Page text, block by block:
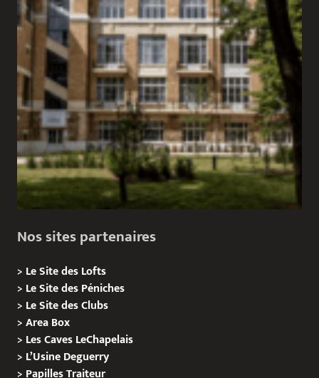
Nos sites partenaires
> Le Site des Lofts
> Le Site des Péniches
> Le Site des Clubs
>Area Box
> Les Caves LeChapelais
> L’Usine Deguerry
> PapillesTraiteur